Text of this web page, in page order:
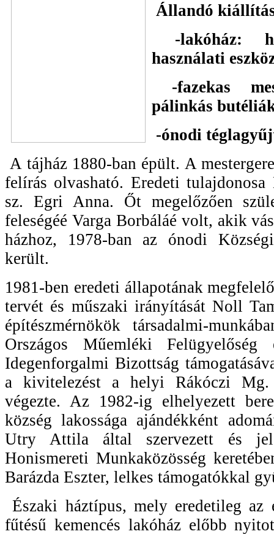
Állandó
-lakóház:
használati
-fazekas
pálinkás
-ónodi
A tájház 1880-ban épült. A
felírás olvasható. Eredeti
sz. Egri Anna. Őt megelőzően
feleségéé Varga Borbáláé volt, akik
házhoz, 1978-ban az ónodi
került.
1981-ben eredeti állapotának
tervét és műszaki irányítását Noll
építészmérnökök társadalmi-
Országos Műemléki
Idegenforgalmi Bizottság
a kivitelezést a helyi Rákóczi Mg.
végezte. Az 1982-ig elhelyezett
község lakossága ajándékként
Utry Attila által szervezett és
Honismereti Munkaközösség
Barázda Eszter, lelkes támogatókkal
Északi háztípus, mely eredetileg az
fűtésű kemencés lakóház előbb